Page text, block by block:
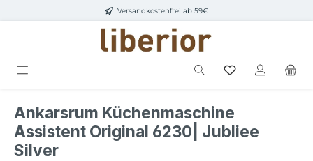
Zum Hauptinhalt springenVersandkostenfrei ab 59€
Ankarsrum Küchenmaschine
Assistent Original 6230| Jubliee
Silver